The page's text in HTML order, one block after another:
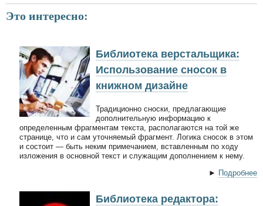
Это интересно:
Библиотека верстальщика:
Использование сносок в
книжном дизайне
Традиционно сноски, предлагающие
дополнительную информацию к
определенным фрагментам текста, располагаются на той же
странице, что и сам уточняемый фрагмент. Логика сносок в этом
и состоит — быть неким примечанием, вставленным по ходу
изложения в основной текст и служащим дополнением к нему.
► Подробнее
Библиотека редактора: